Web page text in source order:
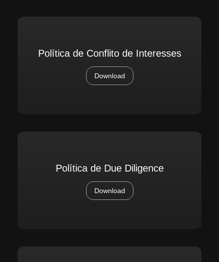
Política de Conflito de Interesses
Download
Política de Due Diligence
Download